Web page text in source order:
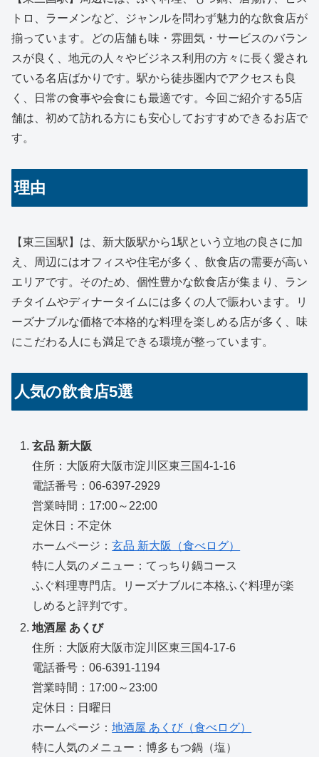
トロ、ラーメンなど、ジャンルを問わず魅力的な飲食店が
揃っています。どの店舗も味・雰囲気・サービスのバラン
スが良く、地元の人々やビジネス利用の方々に長く愛され
ている名店ばかりです。駅から徒歩圏内でアクセスも良
く、日常の食事や会食にも最適です。今回ご紹介する5店
舗は、初めて訪れる方にも安心しておすすめできるお店で
す。
理由
【東三国駅】は、新大阪駅から1駅という立地の良さに加
え、周辺にはオフィスや住宅が多く、飲食店の需要が高い
エリアです。そのため、個性豊かな飲食店が集まり、ラン
チタイムやディナータイムには多くの人で賑わいます。リ
ーズナブルな価格で本格的な料理を楽しめる店が多く、味
にこだわる人にも満足できる環境が整っています。
人気の飲食店5選
玄品 新大阪
住所：大阪府大阪市淀川区東三国4-1-16
電話番号：06-6397-2929
営業時間：17:00～22:00
定休日：不定休
ホームページ：玄品 新大阪（食べログ）
特に人気のメニュー：てっちり鍋コース
ふぐ料理専門店。リーズナブルに本格ふぐ料理が楽
しめると評判です。
地酒屋 あくび
住所：大阪府大阪市淀川区東三国4-17-6
電話番号：06-6391-1194
営業時間：17:00～23:00
定休日：日曜日
ホームページ：地酒屋 あくび（食べログ）
特に人気のメニュー：博多もつ鍋（塩）